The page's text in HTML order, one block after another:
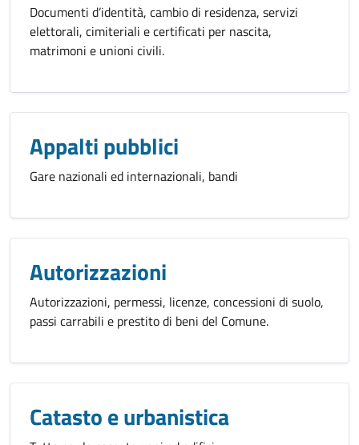
Documenti d’identità, cambio di residenza, servizi
elettorali, cimiteriali e certificati per nascita,
matrimoni e unioni civili.
Appalti pubblici
Gare nazionali ed internazionali, bandi
Autorizzazioni
Autorizzazioni, permessi, licenze, concessioni di suolo,
passi carrabili e prestito di beni del Comune.
Catasto e urbanistica